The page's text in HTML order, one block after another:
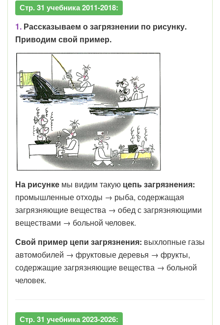
Стр. 31 учебника 2011-2018:
1. Рассказываем о загрязнении по рисунку.
Приводим свой пример.
На рисунке мы видим такую цепь загрязнения:
промышленные отходы → рыба, содержащая
загрязняющие вещества → обед с загрязняющими
веществами → больной человек.
Свой пример цепи загрязнения: выхлопные газы
автомобилей → фруктовые деревья → фрукты,
содержащие загрязняющие вещества → больной
человек.
Стр. 31 учебника 2023-2026: